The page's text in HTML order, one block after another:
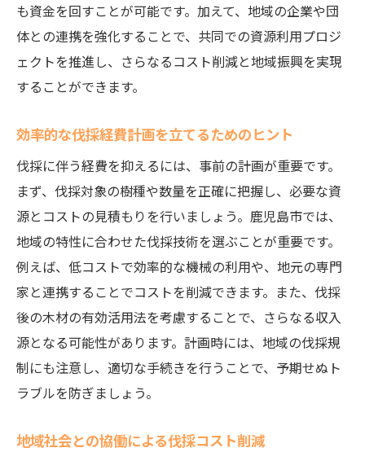
も資金を回すことが可能です。加えて、地域の企業や団
体との連携を強化することで、共同での資源利用プロジ
ェクトを推進し、さらなるコスト削減と地域振興を実現
することができます。
効率的な伐採経費計画を立てるためのヒント
伐採に伴う経費を抑えるには、事前の計画が重要です。
まず、伐採対象の樹種や数量を正確に把握し、必要な資
源とコストの見積もりを行いましょう。鹿児島市では、
地域の特性に合わせた伐採技術を選ぶことが重要です。
例えば、低コストで効率的な機械の利用や、地元の専門
家と連携することでコストを削減できます。また、伐採
後の木材の有効活用法を考慮することで、さらなる収入
源となる可能性があります。計画時には、地域の伐採規
制にも注意し、適切な手続きを行うことで、予期せぬト
ラブルを防ぎましょう。
地域社会との協働による伐採コスト削減